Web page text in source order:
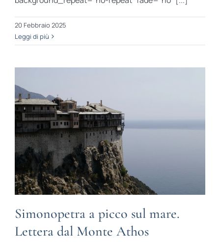
20 Febbraio 2025
Leggi di più
Simonopetra a picco sul mare.
Lettera dal Monte Athos